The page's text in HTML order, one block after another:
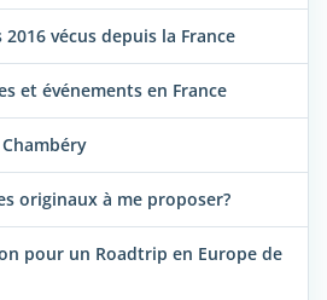
vécus depuis la France
et événements en France
originaux à me proposer?
pour un Roadtrip en Europe de